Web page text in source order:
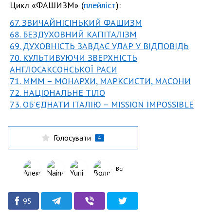
Цикл «ФАШИЗМ» (плейліст):
67. ЗВИЧАЙНІСІНЬКИЙ ФАШИЗМ
68. БЕЗДУХОВНИЙ КАПІТАЛІЗМ
69. ДУХОВНІСТЬ ЗАВДАЄ УДАР У ВІДПОВІДЬ
70. КУЛЬТИВУЮЧИ ЗВЕРХНІСТЬ
АНГЛОСАКСОНСЬКОЇ РАСИ
71. МММ – МОНАРХИ, МАРКСИСТИ, МАСОНИ
72. НАЦІОНАЛЬНЕ ТІЛО
73. ОБ'ЄДНАТИ ІТАЛІЮ – MISSION IMPOSSIBLE
Голосувати 4
Всі
95